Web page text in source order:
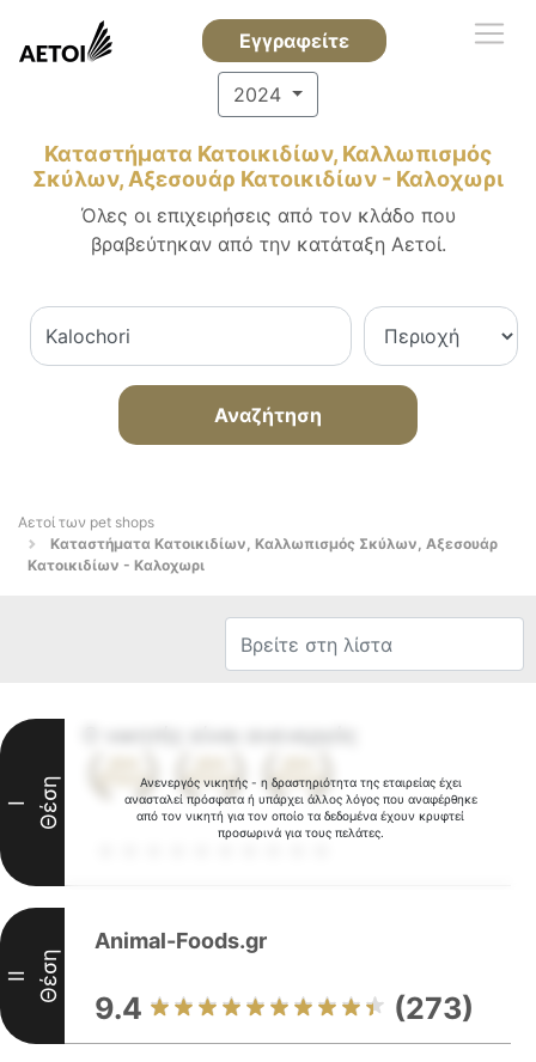
Εγγραφείτε
2024
Καταστήματα Κατοικιδίων, Καλλωπισμός
Σκύλων, Αξεσουάρ Κατοικιδίων - Καλοχωρι
Όλες οι επιχειρήσεις από τον κλάδο που
βραβεύτηκαν από την κατάταξη Αετοί.
Αναζήτηση
Αετοί των pet shops
Καταστήματα Κατοικιδίων, Καλλωπισμός Σκύλων, Αξεσουάρ
Κατοικιδίων - Καλοχωρι
Ανενεργός νικητής - η δραστηριότητα της εταιρείας έχει
ανασταλεί πρόσφατα ή υπάρχει άλλος λόγος που αναφέρθηκε
από τον νικητή για τον οποίο τα δεδομένα έχουν κρυφτεί
προσωρινά για τους πελάτες.
I Θέση
II Θέση
Animal-Foods.gr
9.4 (273)